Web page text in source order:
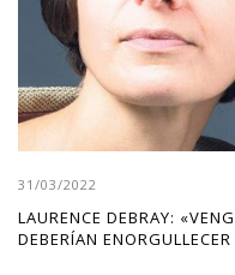
31/03/2022
LAURENCE DEBRAY:
DEBERÍAN